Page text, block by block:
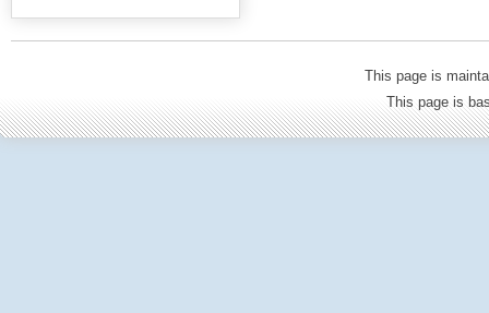
This page is
This page is